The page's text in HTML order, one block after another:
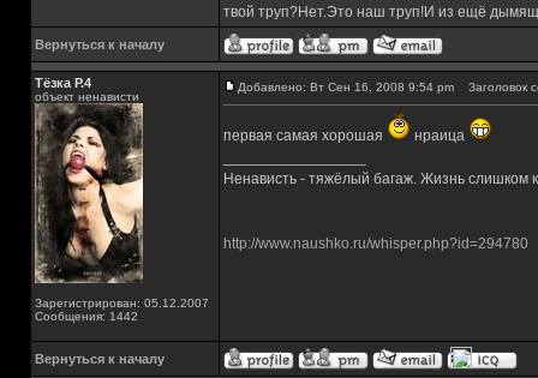
твой труп?Нет.Это наш труп!И из ещё
Вернуться к началу
Тёзка Р.4
объект ненависти
Зарегистрирован: 05.12.2007
Сообщения: 1442
Добавлено: Вт Сен 16, 2008 9:54 pm Заголовок
первая самая хорошая
нраица
Ненависть - тяжёлый багаж. Жизнь слишком
http://www.naushko.ru/whisper.php?id=294780
Вернуться к началу